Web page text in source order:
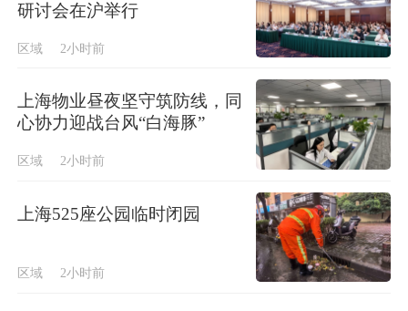
研讨会在沪举行
区域 2小时前
上海物业昼夜坚守筑防线，同
心协力迎战台风“白海豚”
区域 2小时前
上海525座公园临时闭园
区域 2小时前